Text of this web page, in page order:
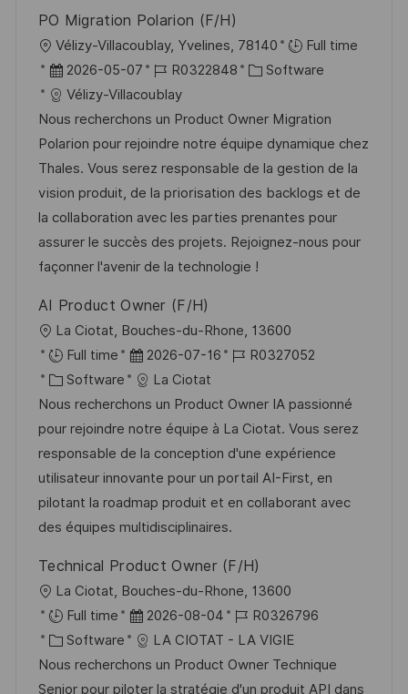
u
n
g
r
ö
f
f
e
n
t
l
c
h
u
n
g
PO Migration Polarion (F/H)
O
r
t
Vélizy-Villacoublay, Yvelines, 78140
Full time
D
a
t
u
m
d
e
r
V
r
ö
f
f
e
n
t
l
i
c
h
u
n
g
2026-05-07
J
o
b
-
I
D
R0322848
K
t
e
g
o
r
i
e
Software
Vélizy-Villacoublay
Nous recherchons un Product Owner Migration
Polarion pour rejoindre notre équipe dynamique chez
Thales. Vous serez responsable de la gestion de la
vision produit, de la priorisation des backlogs et de
la collaboration avec les parties prenantes pour
assurer le succès des projets. Rejoignez-nous pour
façonner l'avenir de la technologie !
AI Product Owner (F/H)
O
r
t
La Ciotat, Bouches-du-Rhone, 13600
Full time
D
a
t
u
m
d
e
r
e
r
ö
f
2026-07-16
J
b
-
I
D
R0327052
K
a
t
e
g
o
r
e
Software
La Ciotat
Nous recherchons un Product Owner IA passionné
pour rejoindre notre équipe à La Ciotat. Vous serez
responsable de la conception d'une expérience
utilisateur innovante pour un portail AI-First, en
pilotant la roadmap produit et en collaborant avec
des équipes multidisciplinaires.
Technical Product Owner (F/H)
O
r
t
La Ciotat, Bouches-du-Rhone, 13600
Full time
D
a
t
u
2026-08-04
J
o
b
-
R0326796
K
a
t
Software
LA CIOTAT - LA VIGIE
Nous recherchons un Product Owner Technique
Senior pour piloter la stratégie d'un produit API dans